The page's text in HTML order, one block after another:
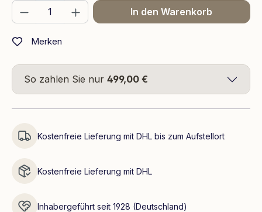
Produkt Anzahl: Gib den gewünschten
In den Warenkorb
Merken
So zahlen Sie nur 499,00 €
Kostenfreie Lieferung mit DHL bis zum Aufstellort
Kostenfreie Lieferung mit DHL
Inhabergeführt seit 1928 (Deutschland)